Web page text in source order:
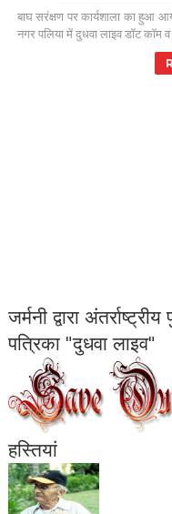
बाघ सरंक्षण पर कार्यशाला का हुआ
नगर पलिया में दुधवा लाइव डॉट कॉम
जर्मनी द्वारा
पत्रिका "दुधवा लाइव"
हस्तियां